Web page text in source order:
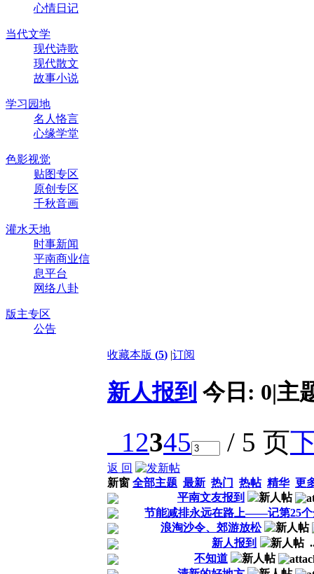
心情日记
当代文学
现代诗歌
现代散文
故事小说
学习园地
名人恪言
心缘学堂
色影视觉
贴图专区
原创专区
千秋音画
灌水天地
时事新闻
平南商业信
息平台
网络八卦
版主专区
公告
收藏本版 (5) |订阅
新人报到 今日: 0|主
1 2345 / 5 页
返 回
新窗 全部主题 最新 热门 热帖 精华 更
平南文友报到
节能减排永远在路上——记第25个
浪淘沙令、郊游放松
新人报到
不知道